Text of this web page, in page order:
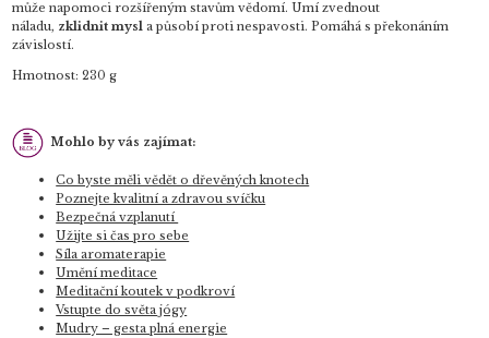
může napomoci rozšířeným stavům vědomí. Umí zvednout
náladu, zklidnit mysl a působí proti nespavosti. Pomáhá s překonáním
závislostí.
Hmotnost: 230 g
Mohlo by vás zajímat:
Co byste měli vědět o dřevěných knotech
Poznejte kvalitní a zdravou svíčku
Bezpečná vzplanutí
Užijte si čas pro sebe
Síla aromaterapie
Umění meditace
Meditační koutek v podkroví
Vstupte do světa jógy
Mudry – gesta plná energie